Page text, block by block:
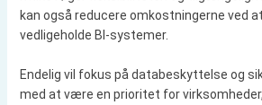
kan også reducere omkostningerne ved
vedligeholde BI-systemer.
Endelig vil fokus på databeskyttelse og
med at være en prioritet for